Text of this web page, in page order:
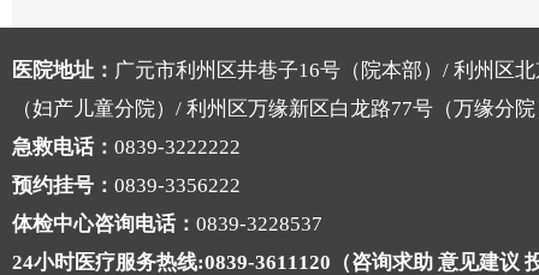
医院地址： 广元市利州区井巷子16号（院本部）/ 利州区
（妇产儿童分院）/ 利州区万缘新区白龙路77号（万缘分
急救电话： 0839-3222222
预约挂号： 0839-3356222
体检中心咨询电话： 0839-3228537
24小时医疗服务热线:0839-3611120（咨询求助 意见建议